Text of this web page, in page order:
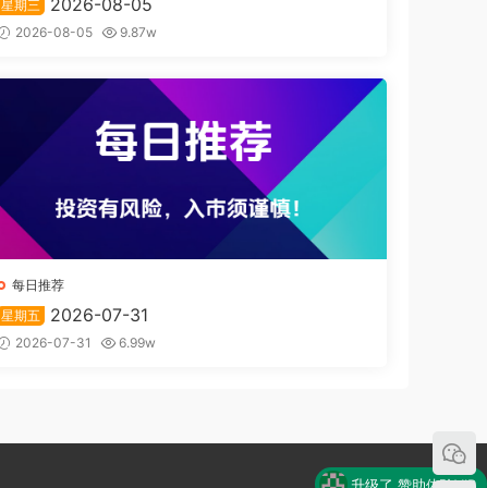
星期三 2026-08-05
2026-08-05 9.87w
每日推荐
星期五
2026-07-31
2026-07-31 6.99w
升级了 赞助体验VIP